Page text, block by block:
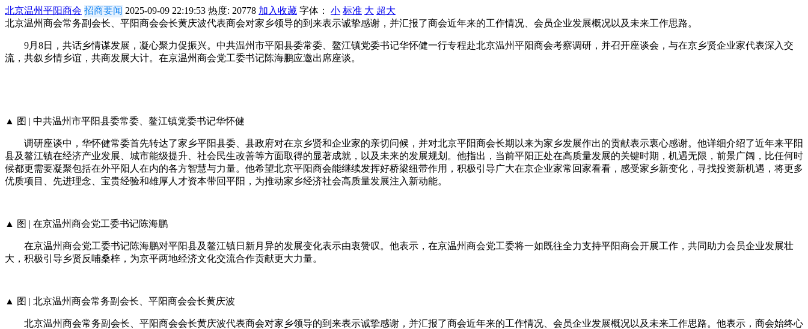
北京温州平阳商会 招商要闻 2025-09-09 22:19:53 热度: 20778 加入收藏 字体： 小 标准 大 超大
北京温州商会常务副会长、平阳商会会长黄庆波代表商会对家乡领导的到来表示诚挚感谢，并汇报了商会近年来的工作情况、会员企业发展概况以及未来工作思路。
9月8日，共话乡情谋发展，凝心聚力促振兴。中共温州市平阳县委常委、鳌江镇党委书记华怀健一行专程赴北京温州平阳商会考察调研，并召开座谈会，与在京乡贤企业家代表深入交
流，共叙乡情乡谊，共商发展大计。在京温州商会党工委书记陈海鹏应邀出席座谈。
▲ 图 | 中共温州市平阳县委常委、鳌江镇党委书记华怀健
调研座谈中，华怀健常委首先转达了家乡平阳县委、县政府对在京乡贤和企业家的亲切问候，并对北京平阳商会长期以来为家乡发展作出的贡献表示衷心感谢。他详细介绍了近年来平阳
县及鳌江镇在经济产业发展、城市能级提升、社会民生改善等方面取得的显著成就，以及未来的发展规划。他指出，当前平阳正处在高质量发展的关键时期，机遇无限，前景广阔，比任何时
候都更需要凝聚包括在外平阳人在内的各方智慧与力量。他希望北京平阳商会能继续发挥好桥梁纽带作用，积极引导广大在京企业家常回家看看，感受家乡新变化，寻找投资新机遇，将更多
优质项目、先进理念、宝贵经验和雄厚人才资本带回平阳，为推动家乡经济社会高质量发展注入新动能。
▲ 图 | 在京温州商会党工委书记陈海鹏
在京温州商会党工委书记陈海鹏对平阳县及鳌江镇日新月异的发展变化表示由衷赞叹。他表示，在京温州商会党工委将一如既往全力支持平阳商会开展工作，共同助力会员企业发展壮
大，积极引导乡贤反哺桑梓，为京平两地经济文化交流合作贡献更大力量。
▲ 图 | 北京温州商会常务副会长、平阳商会会长黄庆波
北京温州商会常务副会长、平阳商会会长黄庆波代表商会对家乡领导的到来表示诚挚感谢，并汇报了商会近年来的工作情况、会员企业发展概况以及未来工作思路。他表示，商会始终心